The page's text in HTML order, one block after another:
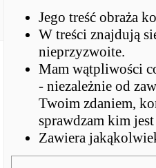
Jego treść obraża
W treści znajdują
nieprzyzwoite.
Mam wątpliwości
- niezależnie od
Twoim zdaniem,
sprawdzam kim
Zawiera